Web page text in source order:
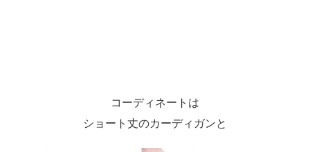
コーディネートは
ショート丈のカーディガンと